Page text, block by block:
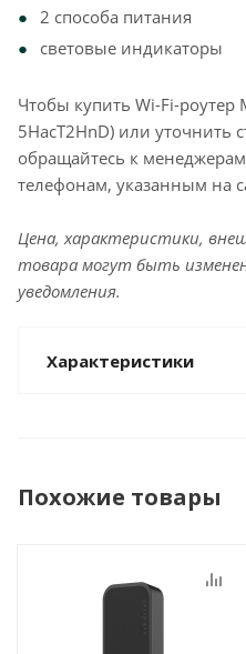
2 способа питания
световые индикаторы
Чтобы купить Wi-Fi-роутер
5HacT2HnD) или уточнить
обращайтесь к
телефонам, указанным на
Цена, характеристики,
товара могут быть
уведомления.
Характеристики
Похожие товары